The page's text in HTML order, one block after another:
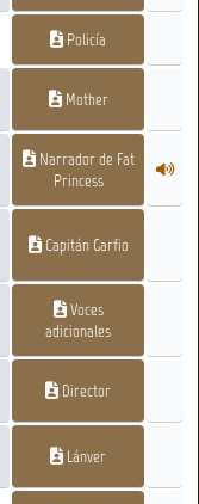
Policía
Mother
Narrador de Fat
Princess
Capitán Garfio
Voces
adicionales
Director
Lánver